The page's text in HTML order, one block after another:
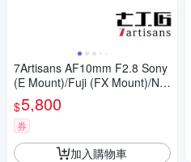
7Artisans AF10mm F2.8 Sony
(E Mount)/Fuji (FX Mount)/Nik
on (Z Mount) 公司貨
$5,800
券
加入購物車